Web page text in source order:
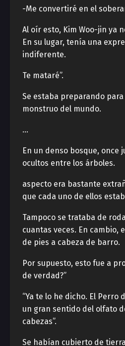
-Me convertiré en el
Al oír esto, Kim Woo-jin ya
En su lugar, tenía una
indiferente.
Te mataré”.
Se estaba preparando
monstruo del mundo.
…
En un denso bosque, once
ocultos entre los árboles.
aspecto era bastante
que cada uno de ellos
Tampoco se trataba de
cuantas veces. En cambio,
de pies a cabeza de barro.
Por supuesto, esto fue a
de verdad?”
“Ya te lo he dicho. El Perro
un gran sentido del olfato
cabezas”.
Se habían cubierto de